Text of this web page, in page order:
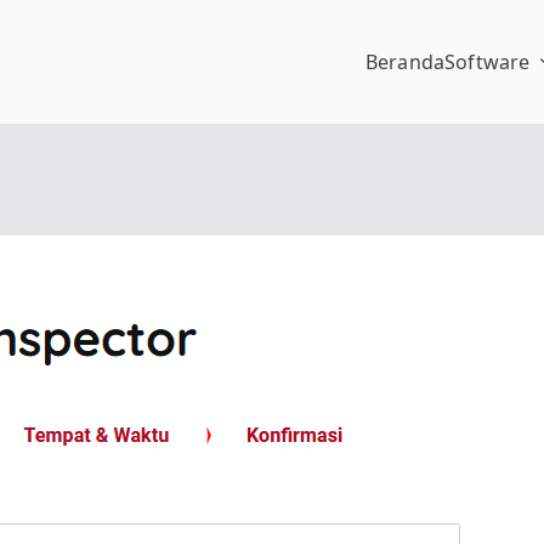
BerandaSoftware